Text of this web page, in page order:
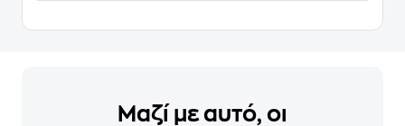
Μαζί με αυτό, οι